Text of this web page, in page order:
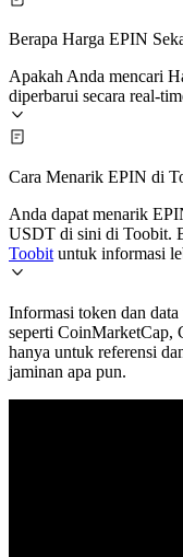
Berapa Harga EPIN
Apakah Anda mencari
diperbarui secara real-
Cara Menarik EPIN di
Anda dapat menarik
USDT di sini di Toobit.
Toobit untuk informasi
Informasi token dan
seperti CoinMarketCap,
hanya untuk referensi
jaminan apa pun.